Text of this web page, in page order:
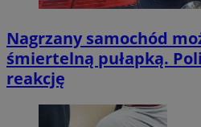
Nagrzany samochód
śmiertelną pułapką.
reakcję